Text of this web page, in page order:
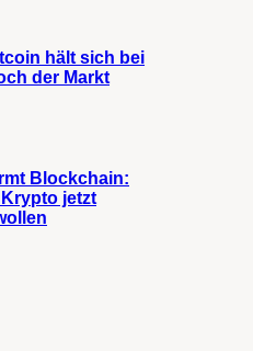
hält sich bei
der Markt
Blockchain:
jetzt